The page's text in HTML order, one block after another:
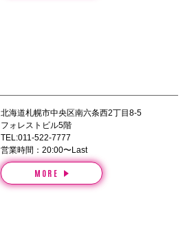
北海道札幌市中央区南六条西2丁目8-5
フォレストビル5階
TEL:011-522-7777
営業時間：20:00〜Last
MORE